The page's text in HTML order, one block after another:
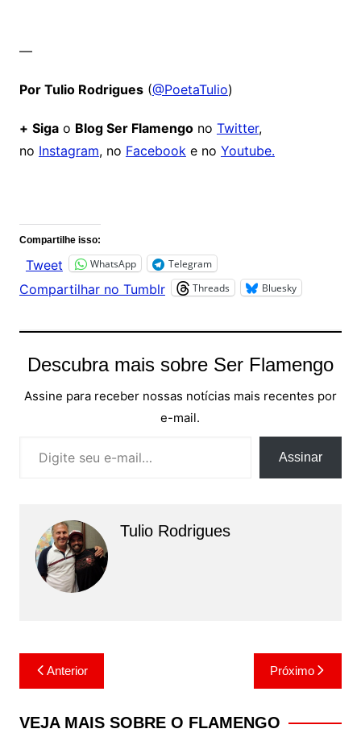
—
Por Tulio Rodrigues(@PoetaTulio)
+ Sigao Blog Ser Flamengono Twitter,
no Instagram, no Facebooke no Youtube.
Compartilhe isso:
Tweet WhatsApp Telegram
Compartilhar no Tumblr Threads Bluesky
Descubra mais sobre Ser Flamengo
Assine para receber nossas notícias mais recentes por
e-mail.
Assinar
Tulio Rodrigues
Navegação
de
Post
Anterior Próximo
VEJA MAIS SOBRE O FLAMENGO